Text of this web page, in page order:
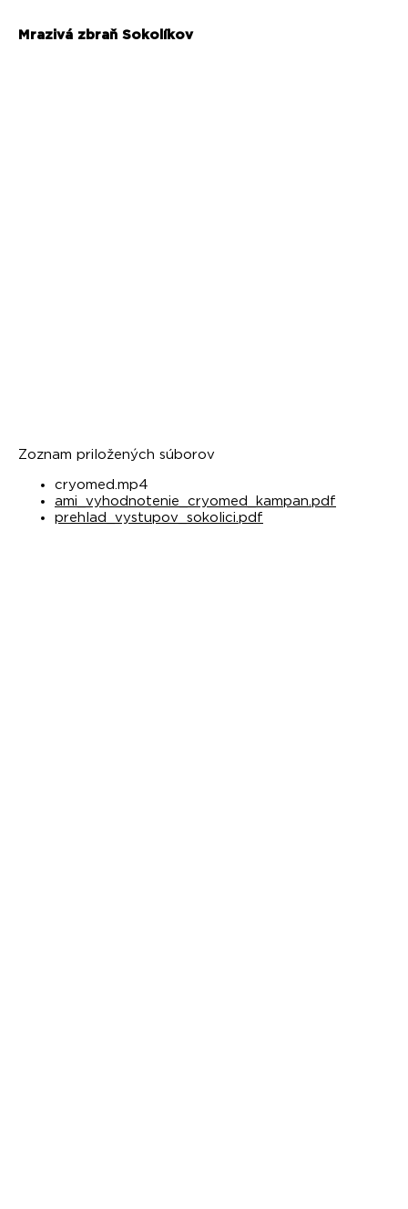
Mrazivá zbraň Sokolíkov
Zoznam priložených súborov
cryomed.mp4
ami_vyhodnotenie_cryomed_kampan.pdf
prehlad_vystupov_sokolici.pdf